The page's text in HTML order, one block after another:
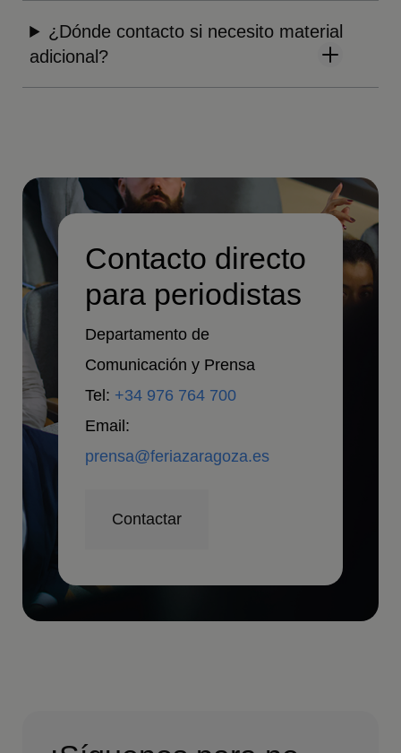
¿Dónde contacto si necesito material
adicional?
Contacto directo
para periodistas
Departamento de
Comunicación y Prensa
Tel: +34 976 764 700
Email:
prensa@feriazaragoza.es
Contactar